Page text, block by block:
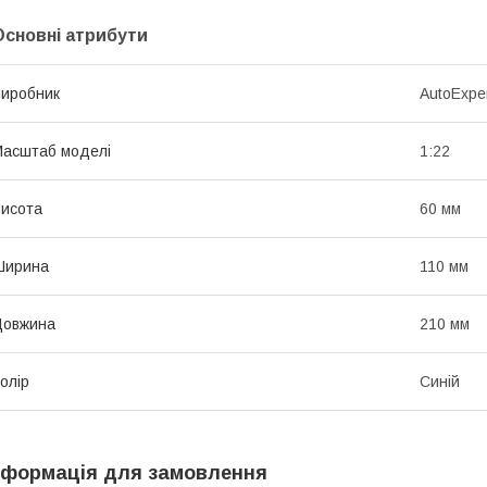
атрибути
моделі 1:22
60 мм
110 мм
210 мм
Синій
для замовлення